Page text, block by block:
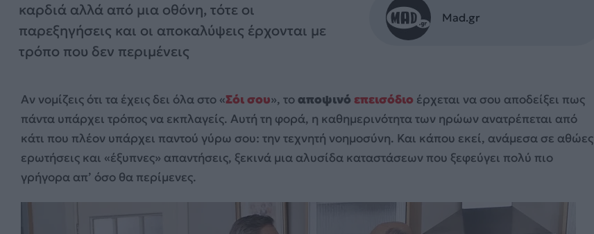
καρδιά αλλά από μια οθόνη, τότε οι
παρεξηγήσεις και οι αποκαλύψεις έρχονται με
τρόπο που δεν περιμένεις
Mad.gr
Αν νομίζεις ότι τα έχεις δει όλα στο «Σόι σου», τοαποψινό επεισόδιο έρχεται να σου αποδείξει πως
πάντα υπάρχει τρόπος να εκπλαγείς. Αυτή τη φορά, η καθημερινότητα των ηρώων ανατρέπεται από
κάτι που πλέον υπάρχει παντού γύρω σου: την τεχνητή νοημοσύνη. Και κάπου εκεί, ανάμεσα σε αθώες
ερωτήσεις και «έξυπνες» απαντήσεις, ξεκινά μια αλυσίδα καταστάσεων που ξεφεύγει πολύ πιο
γρήγορα απ’ όσο θα περίμενες.